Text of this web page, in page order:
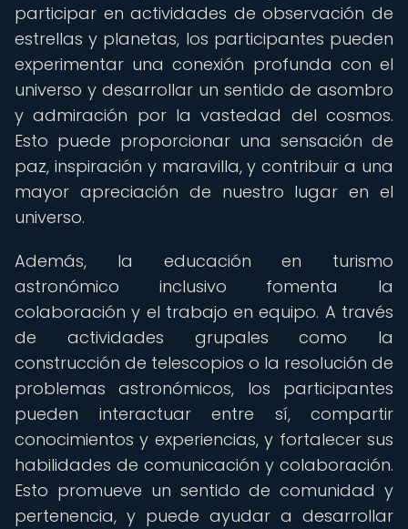
participar en actividades de observación de
estrellas y planetas, los participantes pueden
experimentar una conexión profunda con el
universo y desarrollar un sentido de asombro
y admiración por la vastedad del cosmos.
Esto puede proporcionar una sensación de
paz, inspiración y maravilla, y contribuir a una
mayor apreciación de nuestro lugar en el
universo.
Además, la educación en turismo
astronómico inclusivo fomenta la
colaboración y el trabajo en equipo. A través
de actividades grupales como la
construcción de telescopios o la resolución de
problemas astronómicos, los participantes
pueden interactuar entre sí, compartir
conocimientos y experiencias, y fortalecer sus
habilidades de comunicación y colaboración.
Esto promueve un sentido de comunidad y
pertenencia, y puede ayudar a desarrollar